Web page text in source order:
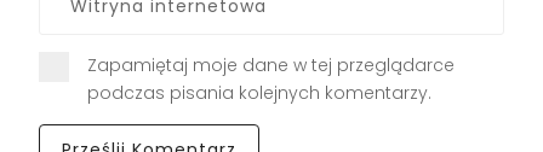
Zapamiętaj moje dane w tej przeglądarce
podczas pisania kolejnych komentarzy.